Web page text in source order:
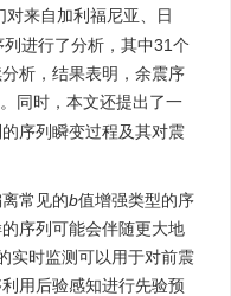
来自加利福尼亚、日
进行了分析，其中31个
析，结果表明，余震序
。同时，本文还提出了一
序列瞬变过程及其对震
常见的b值增强类型的序
序列可能会伴随更大地
实时监测可以用于对前震
用后验感知进行先验预